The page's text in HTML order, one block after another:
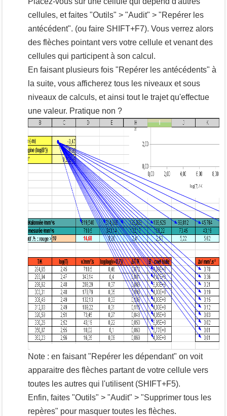
cellules, et faites "Outils" > "Audit" > "Repérer les
antécédent". (ou faire SHIFT+F7). Vous verrez alors
des flèches pointant vers votre cellule et venant des
cellules qui participent à son calcul.
En faisant plusieurs fois "Repérer les antécédents" à
la suite, vous afficherez tous les niveaux et sous
niveaux de calculs, et ainsi tout le trajet qu'effectue
une valeur. Pratique non ?
Note : en faisant "Repérer les dépendant" on voit
apparaitre des flèches partant de votre cellule vers
toutes les autres qui l'utilisent (SHIFT+F5).
Enfin, faites "Outils" > "Audit" > "Supprimer tous les
repères" pour masquer toutes les flèches.